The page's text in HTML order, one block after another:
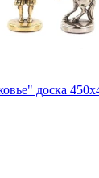
доска